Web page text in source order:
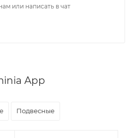
или написать в чат
App
Подвесные